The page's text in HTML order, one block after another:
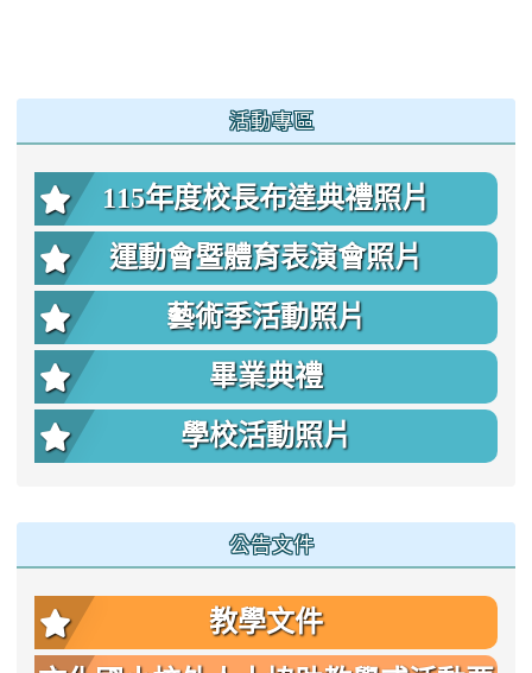
活動專區
115年度校長布達典禮照片
運動會暨體育表演會照片
藝術季活動照片
畢業典禮
學校活動照片
公告文件
教學文件